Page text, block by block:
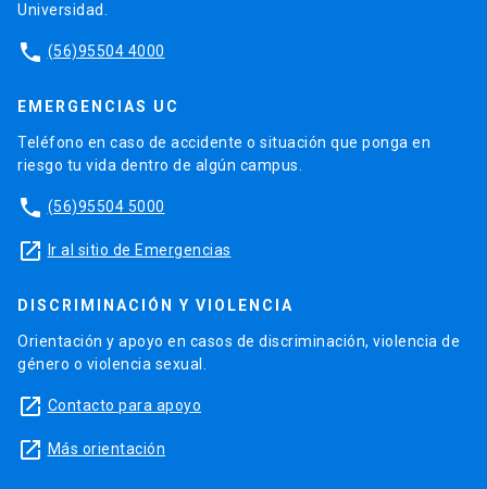
Universidad.
phone (56)95504 4000
EMERGENCIAS UC
Teléfono en caso de accidente o situación que ponga en
riesgo tu vida dentro de algún campus.
phone (56)95504 5000
launch Ir al sitio de Emergencias
DISCRIMINACIÓN Y VIOLENCIA
Orientación y apoyo en casos de discriminación, violencia de
género o violencia sexual.
launch Contacto para apoyo
launch Más orientación